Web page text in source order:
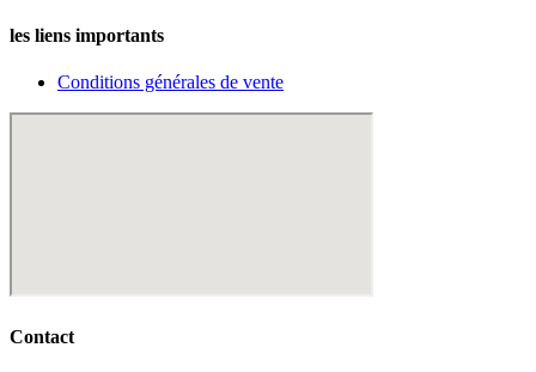
les liens importants
Conditions générales de vente
Contact